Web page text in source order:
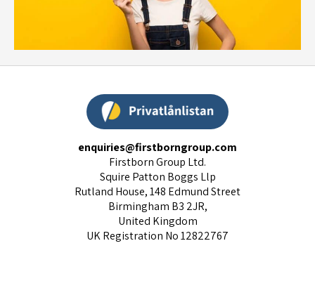
enquiries@firstborngroup.com
Firstborn Group Ltd.
Squire Patton Boggs Llp
Rutland House, 148 Edmund Street
Birmingham B3 2JR,
United Kingdom
UK Registration No 12822767